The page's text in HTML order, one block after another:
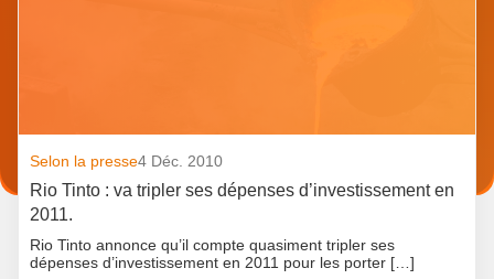
Selon la presse4 Déc. 2010
Rio Tinto : va tripler ses dépenses d’investissement en
2011.
Rio Tinto annonce qu’il compte quasiment tripler ses
dépenses d’investissement en 2011 pour les porter […]